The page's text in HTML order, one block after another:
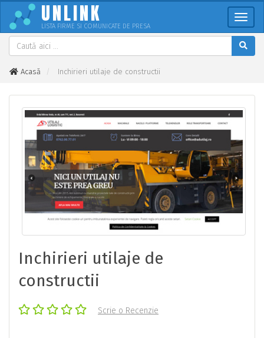
UNLINK
LISTA FIRME SI COMUNICATE DE PRESA
Acasă Inchirieri utilaje de constructii
Inchirieri utilaje de
constructii
Scrie o Recenzie